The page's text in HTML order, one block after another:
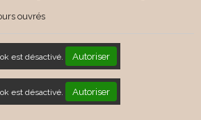
ouvrés
est désactivé. Autoriser
est désactivé. Autoriser